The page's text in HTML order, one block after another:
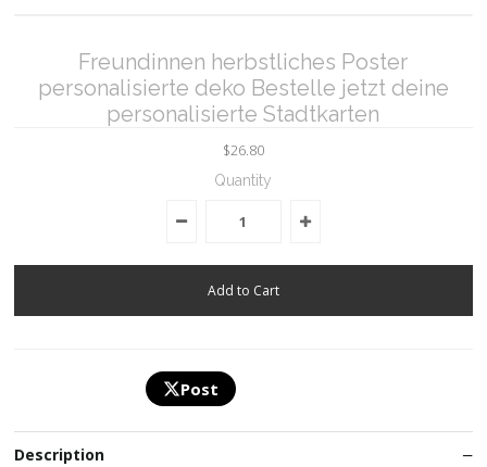
Freundinnen herbstliches Poster
personalisierte deko Bestelle jetzt deine
personalisierte Stadtkarten
$26.80
Quantity
Post
Description